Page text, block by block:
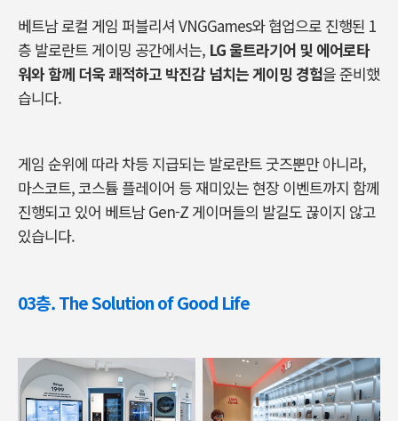
베트남 로컬 게임 퍼블리셔 VNGGames와 협업으로 진행된 1
층 발로란트 게이밍 공간에서는, LG 울트라기어 및 에어로타
워와 함께 더욱 쾌적하고 박진감 넘치는 게이밍 경험을 준비했
습니다.
게임 순위에 따라 차등 지급되는 발로란트 굿즈뿐만 아니라,
마스코트, 코스튬 플레이어 등 재미있는 현장 이벤트까지 함께
진행되고 있어 베트남 Gen-Z 게이머들의 발길도 끊이지 않고
있습니다.
03층. The Solution of Good Life